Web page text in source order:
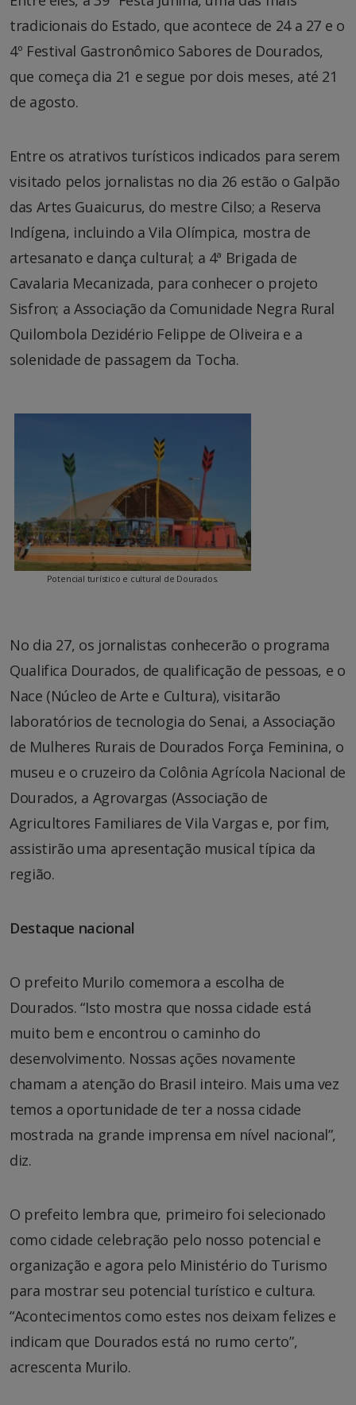
tradicionais do Estado, que acontece de 24 a 27 e o
4º Festival Gastronômico Sabores de Dourados,
que começa dia 21 e segue por dois meses, até 21
de agosto.
Entre os atrativos turísticos indicados para serem
visitado pelos jornalistas no dia 26 estão o Galpão
das Artes Guaicurus, do mestre Cilso; a Reserva
Indígena, incluindo a Vila Olímpica, mostra de
artesanato e dança cultural; a 4ª Brigada de
Cavalaria Mecanizada, para conhecer o projeto
Sisfron; a Associação da Comunidade Negra Rural
Quilombola Dezidério Felippe de Oliveira e a
solenidade de passagem da Tocha.
Potencial turístico e cultural de Dourados.
No dia 27, os jornalistas conhecerão o programa
Qualifica Dourados, de qualificação de pessoas, e o
Nace (Núcleo de Arte e Cultura), visitarão
laboratórios de tecnologia do Senai, a Associação
de Mulheres Rurais de Dourados Força Feminina, o
museu e o cruzeiro da Colônia Agrícola Nacional de
Dourados, a Agrovargas (Associação de
Agricultores Familiares de Vila Vargas e, por fim,
assistirão uma apresentação musical típica da
região.
Destaque nacional
O prefeito Murilo comemora a escolha de
Dourados. “Isto mostra que nossa cidade está
muito bem e encontrou o caminho do
desenvolvimento. Nossas ações novamente
chamam a atenção do Brasil inteiro. Mais uma vez
temos a oportunidade de ter a nossa cidade
mostrada na grande imprensa em nível nacional”,
diz.
O prefeito lembra que, primeiro foi selecionado
como cidade celebração pelo nosso potencial e
organização e agora pelo Ministério do Turismo
para mostrar seu potencial turístico e cultura.
“Acontecimentos como estes nos deixam felizes e
indicam que Dourados está no rumo certo”,
acrescenta Murilo.